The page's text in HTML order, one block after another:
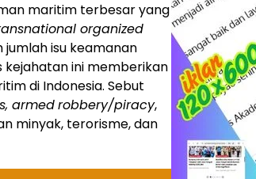
maritim terbesar yang
organized
jumlah isu keamanan
kejahatan ini memberikan
di Indonesia. Sebut
armedrobbery/piracy,
minyak, terorisme, dan